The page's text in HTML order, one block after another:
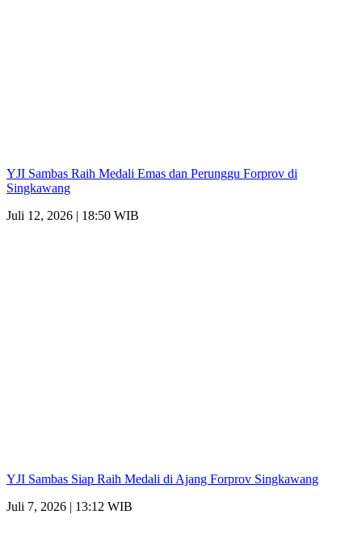
YJI Sambas Raih Medali Emas dan Perunggu Forprov di
Singkawang
Juli 12, 2026 | 18:50 WIB
YJI Sambas Siap Raih Medali di Ajang Forprov Singkawang
Juli 7, 2026 | 13:12 WIB